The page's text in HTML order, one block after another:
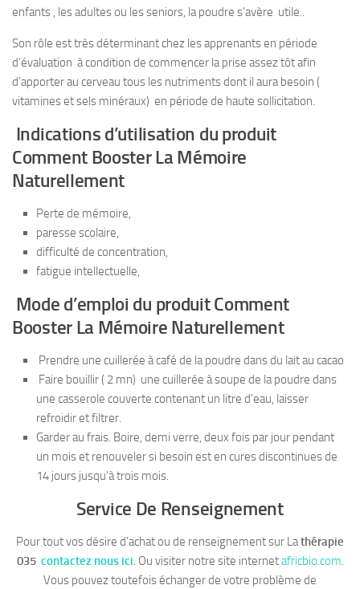
enfants , les adultes ou les seniors, la poudre s’avère utile..
Son rôle est très déterminant chez les apprenants en période
d’évaluation à condition de commencer la prise assez tôt afin
d’apporter au cerveau tous les nutriments dont il aura besoin (
vitamines et sels minéraux) en période de haute sollicitation.
Indications d’utilisation du produit
Comment Booster La Mémoire
Naturellement
Perte de mémoire,
paresse scolaire,
difficulté de concentration,
fatigue intellectuelle,
Mode d’emploi du produit Comment
Booster La Mémoire Naturellement
Prendre une cuillerée à café de la poudre dans du lait au cacao
Faire bouillir ( 2 mn) une cuillerée à soupe de la poudre dans
une casserole couverte contenant un litre d’eau, laisser
refroidir et filtrer.
Garder au frais. Boire, demi verre, deux fois par jour pendant
un mois et renouveler si besoin est en cures discontinues de
14 jours jusqu’à trois mois.
Service De Renseignement
Pour tout vos désire d’achat ou de renseignement sur Lathérapie
035 contactez nous ici. Ou visiter notre site internetafricbio.com.
Vous pouvez toutefois échanger de votre problème de